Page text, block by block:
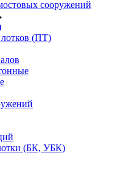
сооружений
(ПТ)
(БК, УБК)